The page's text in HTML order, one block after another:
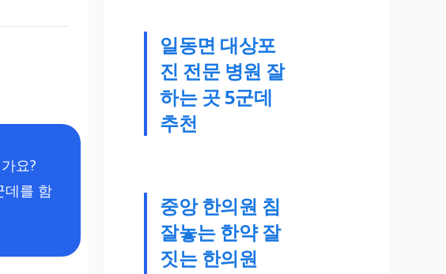
요?
데를 함
일동면 대상포
진 전문 병원 잘
하는 곳 5군데
추천
중앙 한의원 침
잘놓는 한약 잘
짓는 한의원